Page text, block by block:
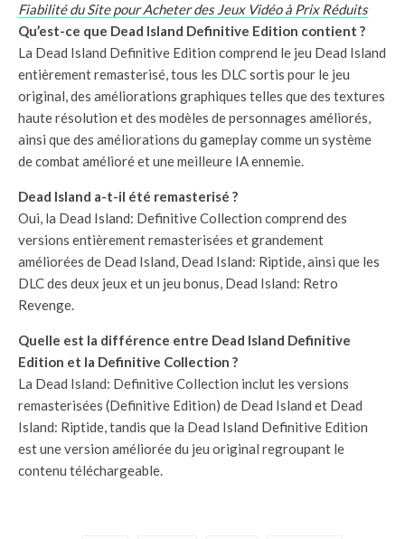
Fiabilité du Site pour Acheter des Jeux Vidéo à Prix Réduits
Qu’est-ce que Dead Island Definitive Edition contient ?
La Dead Island Definitive Edition comprend le jeu Dead Island
entièrement remasterisé, tous les DLC sortis pour le jeu
original, des améliorations graphiques telles que des textures
haute résolution et des modèles de personnages améliorés,
ainsi que des améliorations du gameplay comme un système
de combat amélioré et une meilleure IA ennemie.
Dead Island a-t-il été remasterisé ?
Oui, la Dead Island: Definitive Collection comprend des
versions entièrement remasterisées et grandement
améliorées de Dead Island, Dead Island: Riptide, ainsi que les
DLC des deux jeux et un jeu bonus, Dead Island: Retro
Revenge.
Quelle est la différence entre Dead Island Definitive
Edition et la Definitive Collection ?
La Dead Island: Definitive Collection inclut les versions
remasterisées (Definitive Edition) de Dead Island et Dead
Island: Riptide, tandis que la Dead Island Definitive Edition
est une version améliorée du jeu original regroupant le
contenu téléchargeable.